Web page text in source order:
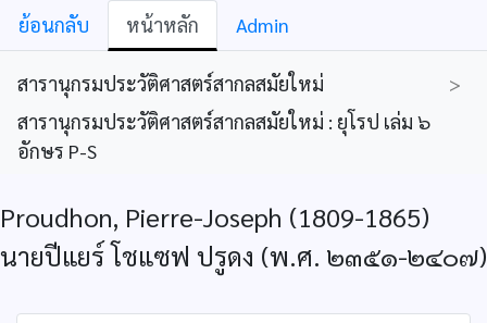
ย้อนกลับ หน้าหลัก Admin
สารานุกรมประวัติศาสตร์สากลสมัยใหม่
>
สารานุกรมประวัติศาสตร์สากลสมัยใหม่ : ยุโรป เล่ม ๖
อักษร P-S
Proudhon, Pierre-Joseph (1809-1865)
นายปีแยร์ โชแซฟ ปรูดง (พ.ศ. ๒๓๕๑-๒๔๐๗)